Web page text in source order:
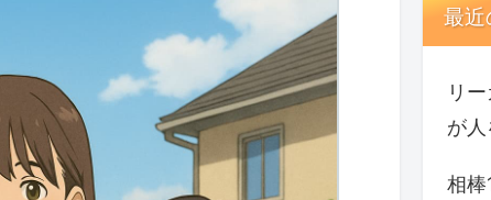
最近
リ
が
相棒